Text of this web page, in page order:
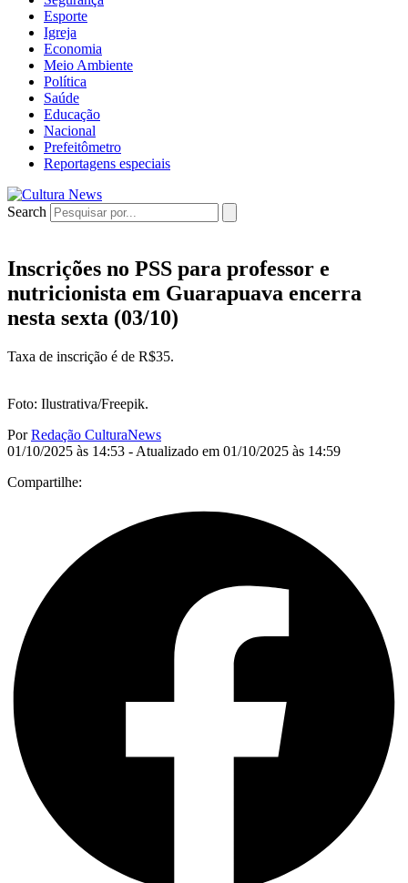
Esporte
Igreja
Economia
Meio Ambiente
Política
Saúde
Educação
Nacional
Prefeitômetro
Reportagens especiais
Search
Inscrições no PSS para professor e
nutricionista em Guarapuava encerra
nesta sexta (03/10)
Taxa de inscrição é de R$35.
Foto: Ilustrativa/Freepik.
PorRedação CulturaNews
01/10/2025 às 14:53 - Atualizado em 01/10/2025 às 14:59
Compartilhe: